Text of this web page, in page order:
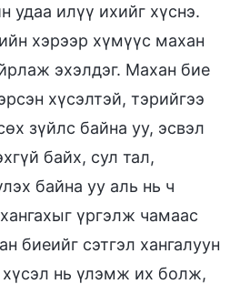
удаа илүү ихийг хүснэ.
хэрээр хүмүүс махан
эхэлдэг. Махан бие
хүсэлтэй, тэрийгээ
зүйлс байна уу, эсвэл
байх, сул тал,
байна уу аль нь ч
үргэлж чамаас
биеийг сэтгэл хангалуун
хүсэл нь үлэмж их болж,